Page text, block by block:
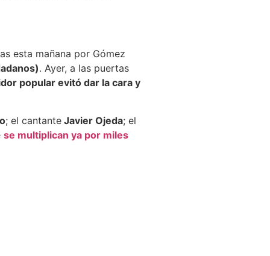
esta mañana por Gómez
. Ayer, a las puertas
popular evitó dar la cara y
; el cantante Javier Ojeda; el
se multiplican ya por miles